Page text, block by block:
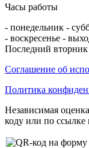
Часы работы
- понедельник -
- воскресенье -
Последний
Соглашение об
Политика
Независимая
коду или по ссылке